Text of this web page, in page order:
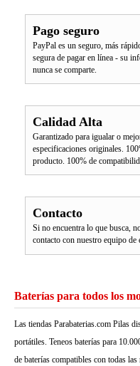
Pago seguro
PayPal es un seguro, más
segura de pagar en línea - su
nunca se comparte.
Calidad Alta
Garantizado para igualar o
especificaciones originales.
producto. 100% de
Contacto
Si no encuentra lo que busca,
contacto con nuestro equipo de
Baterías para todos los
Las tiendas Parabaterias.com Pilas
portátiles. Teneos baterías para
de baterías compatibles con todas